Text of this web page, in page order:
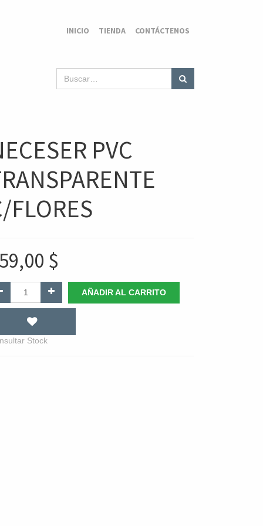
INICIO TIENDA CONTÁCTENOS
PVC
FLORES
$
AÑADIR AL CARRITO
Stock